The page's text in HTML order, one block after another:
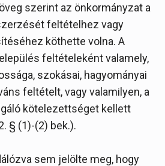
szerint az önkormányzat a
feltételhez vagy
köthette volna. A
feltételeként valamely,
szokásai, hagyományai
feltételt, vagy valamilyen, a
kötelezettséget kellett
§ (1)-(2) bek.).
sem jelölte meg, hogy